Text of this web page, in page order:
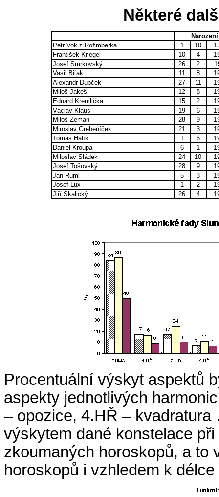
Některé
Narození
Petr Vok z Rožmberka
1 10
František Kriegel
10 4
Josef Smrkovský
26 2
Vasil Biľak
11 8
Alexandr Dubček
27 11
Miloš Jakeš
12 8
Eduard Kremlička
15 2
Václav Klaus
19 6
Miloš Zeman
28 9
Miroslav Grebeníček
21 3
Tomáš Halík
1 6
Daniel Kroupa
6 1
Miloslav Sládek
24 10
Josef Tošovský
28 9
Jan Ruml
5 3
Josef Lux
1 2
Jiří Skalický
26 4
Procentuální výskyt aspektů
aspekty jednotlivých
– opozice, 4.HŘ –
výskytem dané konstelace
zkoumaných horoskopů, a to
horoskopů i vzhledem k délce